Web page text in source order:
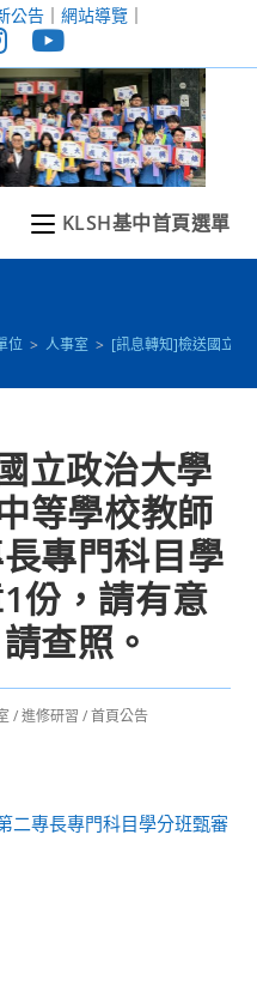
公告｜ 網站導覽｜
KLSH基中首頁選單
位 > 人事室 > [訊息轉知]檢送國立政
立政治大學
等學校教師
專門科目學
份，請有意
查照。
/ 進修研習 / 首頁公告
二專長專門科目學分班甄審